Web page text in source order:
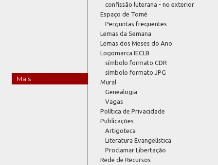
Mais
confissão luterana - no exterior
Espaço de Tomé
Perguntas frequentes
Lemas da Semana
Lemas dos Meses do Ano
Logomarca IECLB
símbolo formato CDR
símbolo formato JPG
Mural
Genealogia
Vagas
Política de Privacidade
Publicações
Artigoteca
Literatura Evangelística
Proclamar Libertação
Rede de Recursos